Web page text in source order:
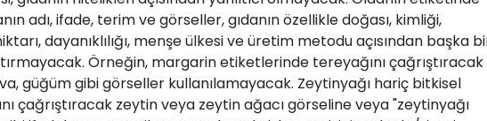
adı, ifade, terim ve görseller, gıdanın özellikle doğası, kimliği,
dayanıklılığı, menşe ülkesi ve üretim metodu açısından başka
Örneğin, margarin etiketlerinde tereyağını çağrıştıracak
güğüm gibi görseller kullanılamayacak. Zeytinyağı hariç bitkisel
çağrıştıracak zeytin veya zeytin ağacı görseline veya "zeytinyağı